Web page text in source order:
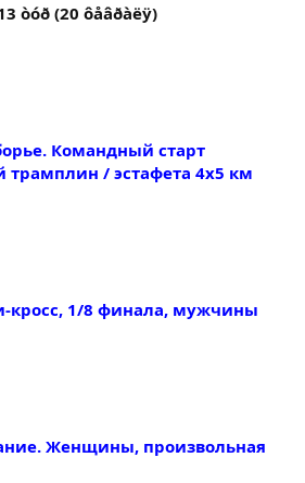
òóð (20 ôåâðàëÿ)
Командный старт
трамплин / эстафета 4х5 км
кросс, 1/8 финала, мужчины
Женщины, произвольная